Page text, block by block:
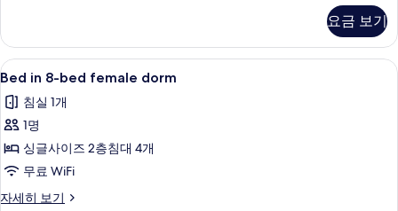
공
용
도
미
토
리
(10
guests)
토
리,
남
공
용
미
토
(10
요금 보기
Bed
in
8-
bed
female
dorm
사
Bed in 8-bed female dorm | 책상, 방
4
Bed in 8-bed female dorm
침실 1개
1명
싱글사이즈 2층침대 4개
무료 WiFi
자세히 보기
Bed